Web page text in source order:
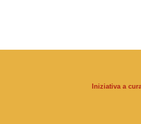
Iniziativa a